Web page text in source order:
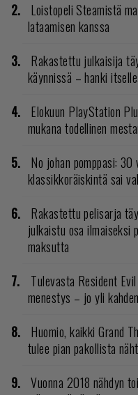
Loistopeli Steamistä
lataamisen kanssa
Rakastettu julkaisija
käynnissä – hanki
Elokuun PlayStation
mukana todellinen
No johan pomppasi:
klassikkoräiskintä sai
Rakastettu pelisarja
julkaistu osa ilmaiseksi
maksutta
Tulevasta Resident
menestys – jo yli
Huomio, kaikki Grand
tulee pian pakollista
Vuonna 2018 nähdyn